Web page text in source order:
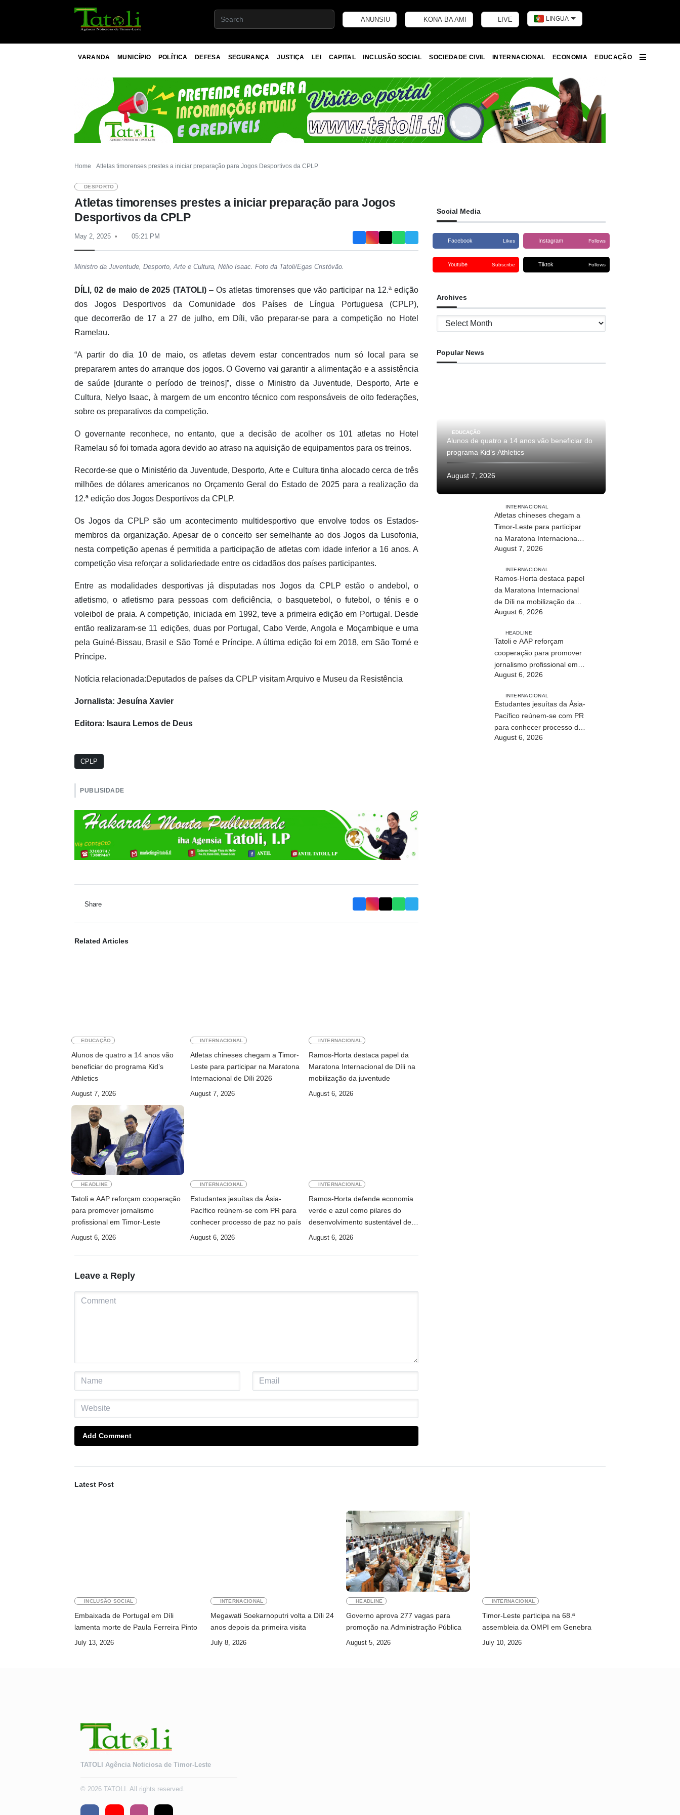
ANUNSIU KONA-BA AMI LIVE LINGUA
VARANDA MUNICÍPIO POLÍTICA DEFESA SEGURANÇA JUSTIÇA LEI CAPITAL INCLUSÃO SOCIAL SOCIEDADE CIVIL INTERNACIONAL ECONOMIA
EDUCAÇÃO
Home Atletas timorenses prestes a iniciar preparação para Jogos Desportivos da CPLP
DESPORTO
Atletas timorenses prestes a iniciar preparação para Jogos
Desportivos da CPLP
May 2, 2025 05:21 PM
Ministro da Juventude, Desporto, Arte e Cultura, Nélio Isaac. Foto da Tatoli/Egas Cristóvão.
DÍLI, 02 de maio de 2025 (TATOLI) – Os atletas timorenses que vão participar na 12.ª edição
dos Jogos Desportivos da Comunidade dos Países de Língua Portuguesa (CPLP),
que decorrerão de 17 a 27 de julho, em Díli, vão preparar-se para a competição no Hotel
Ramelau.
“A partir do dia 10 de maio, os atletas devem estar concentrados num só local para se
prepararem antes do arranque dos jogos. O Governo vai garantir a alimentação e a assistência
de saúde [durante o período de treinos]”, disse o Ministro da Juventude, Desporto, Arte e
Cultura, Nelyo Isaac, à margem de um encontro técnico com responsáveis de oito federações,
sobre os preparativos da competição.
O governante reconhece, no entanto, que a decisão de acolher os 101 atletas no Hotel
Ramelau só foi tomada agora devido ao atraso na aquisição de equipamentos para os treinos.
Recorde-se que o Ministério da Juventude, Desporto, Arte e Cultura tinha alocado cerca de três
milhões de dólares americanos no Orçamento Geral do Estado de 2025 para a realização da
12.ª edição dos Jogos Desportivos da CPLP.
Os Jogos da CPLP são um acontecimento multidesportivo que envolve todos os Estados-
membros da organização. Apesar de o conceito ser semelhante ao dos Jogos da Lusofonia,
nesta competição apenas é permitida a participação de atletas com idade inferior a 16 anos. A
competição visa reforçar a solidariedade entre os cidadãos dos países participantes.
Entre as modalidades desportivas já disputadas nos Jogos da CPLP estão o andebol, o
atletismo, o atletismo para pessoas com deficiência, o basquetebol, o futebol, o ténis e o
voleibol de praia. A competição, iniciada em 1992, teve a primeira edição em Portugal. Desde
então realizaram-se 11 edições, duas por Portugal, Cabo Verde, Angola e Moçambique e uma
pela Guiné-Bissau, Brasil e São Tomé e Príncipe. A última edição foi em 2018, em São Tomé e
Príncipe.
Notícia relacionada:Deputados de países da CPLP visitam Arquivo e Museu da Resistência
Jornalista: Jesuína Xavier
Editora: Isaura Lemos de Deus
CPLP
PUBLISIDADE
Share
Related Articles
EDUCAÇÃO
Alunos de quatro a 14 anos vão
beneficiar do programa Kid’s
Athletics
August 7, 2026
INTERNACIONAL
Atletas chineses chegam a Timor-
Leste para participar na Maratona
Internacional de Díli 2026
August 7, 2026
INTERNACIONAL
Ramos-Horta destaca papel da
Maratona Internacional de Díli na
mobilização da juventude
August 6, 2026
HEADLINE
Tatoli e AAP reforçam cooperação
para promover jornalismo
profissional em Timor-Leste
August 6, 2026
INTERNACIONAL
Estudantes jesuítas da Ásia-
Pacífico reúnem-se com PR para
conhecer processo de paz no país
August 6, 2026
INTERNACIONAL
Ramos-Horta defende economia
verde e azul como pilares do
desenvolvimento sustentável de
Timor-Leste
August 6, 2026
Leave a Reply
Add Comment
Social Media
Facebook Likes Instagram Follows
Youtube Subscribe Tiktok Follows
Archives
Archives
Popular News
EDUCAÇÃO
Alunos de quatro a 14 anos vão beneficiar do
programa Kid’s Athletics
August 7, 2026
INTERNACIONAL
Atletas chineses chegam a
Timor-Leste para participar
na Maratona Internacional
de Díli 2026
August 7, 2026
INTERNACIONAL
Ramos-Horta destaca papel
da Maratona Internacional
de Díli na mobilização da
juventude
August 6, 2026
HEADLINE
Tatoli e AAP reforçam
cooperação para promover
jornalismo profissional em
Timor-Leste
August 6, 2026
INTERNACIONAL
Estudantes jesuítas da Ásia-
Pacífico reúnem-se com PR
para conhecer processo de
paz no país
August 6, 2026
Latest Post
INCLUSÃO SOCIAL
Embaixada de Portugal em Díli
lamenta morte de Paula Ferreira Pinto
July 13, 2026
INTERNACIONAL
Megawati Soekarnoputri volta a Díli 24
anos depois da primeira visita
July 8, 2026
HEADLINE
Governo aprova 277 vagas para
promoção na Administração Pública
August 5, 2026
INTERNACIONAL
Timor-Leste participa na 68.ª
assembleia da OMPI em Genebra
July 10, 2026
TATOLI Agência Noticiosa de Timor-Leste
© 2026 TATOLI. All rights reserved.